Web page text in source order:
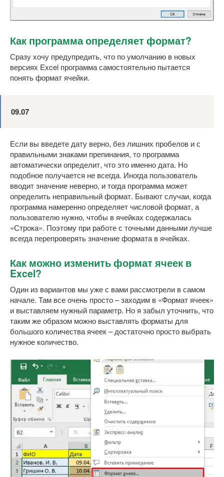
Как программа определяет формат?
Сразу хочу предупредить, что по умолчанию в новых
версиях Excel программа самостоятельно пытается
понять формат ячейки.
09.07
Если вы введете дату верно, без лишних пробелов и с
правильными знаками препинания, то программа
автоматически определит, что это именно дата. Но
подобное получается не всегда. Иногда пользователь
вводит значение неверно, и тогда программа может
определить неправильный формат. Бывают случаи, когда
программа намеренно определяет числовой формат, а
пользователю нужно, чтобы в ячейках содержалась
«Строка». Поэтому при работе с точными данными лучше
всегда перепроверять значение формата в ячейках.
Как можно изменить формат ячеек в
Excel?
Один из вариантов мы уже с вами рассмотрели в самом
начале. Там все очень просто – заходим в «Формат ячеек»
и выставляем нужный параметр. Но я забыл уточнить, что
таким же образом можно выставлять форматы для
большого количества ячеек – достаточно просто выбрать
нужное количество.